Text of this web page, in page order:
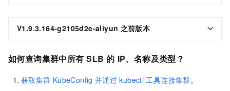
V1.9.3.164-g2105d2e-aliyun 之前版本
如何查询集群中所有 SLB 的 IP、名称及类型 ？
获取集群 KubeConfig 并通过 kubectl 工具连接集群。